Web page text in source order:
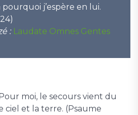
j’espère en lui.
: Laudate Omnes Gentes
moi, le secours vient du
ciel et la terre. (Psaume